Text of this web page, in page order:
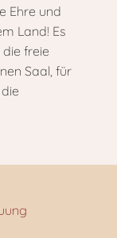
Ehre und
Land! Es
freie
Saal, für